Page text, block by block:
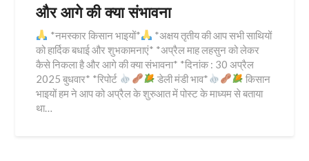
और आगे की क्या संभावना
*नमस्कार किसान भाइयों*
*अक्षय तृतीय की आप सभी साथियों
को हार्दिक बधाई और शुभकामनाएं* *अप्रैल माह लहसुन को लेकर
कैसे निकला है और आगे की क्या संभावना* *दिनांक : 30 अप्रैल
2025 बुधवार* *रिपोर्ट
डेली मंडी भाव*
किसान
भाइयों हम ने आप को अप्रैल के शुरुआत में पोस्ट के माध्यम से बताया
था…